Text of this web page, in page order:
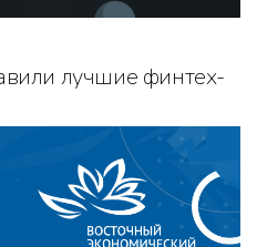
лучшие финтех-